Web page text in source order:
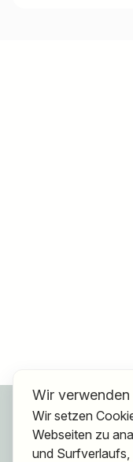
Wir
Wir setzen
Webseiten zu
und